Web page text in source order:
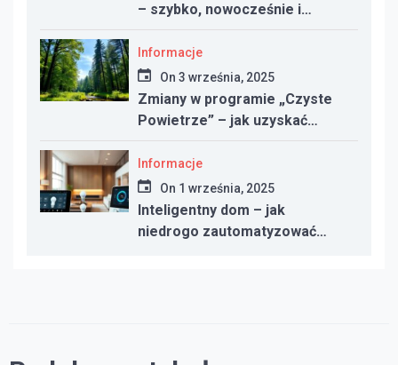
– szybko, nowocześnie i
taniej?
Informacje
On 3 września, 2025
Zmiany w programie „Czyste
Powietrze” – jak uzyskać
dotację w 2025 roku
Informacje
On 1 września, 2025
Inteligentny dom – jak
niedrogo zautomatyzować